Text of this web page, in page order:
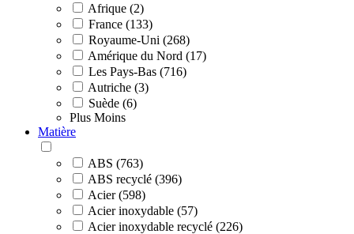
Afrique (2)
France (133)
Royaume-Uni (268)
Amérique du Nord (17)
Les Pays-Bas (716)
Autriche (3)
Suède (6)
Plus Moins
Matière
ABS (763)
ABS recyclé (396)
Acier (598)
Acier inoxydable (57)
Acier inoxydable recyclé (226)